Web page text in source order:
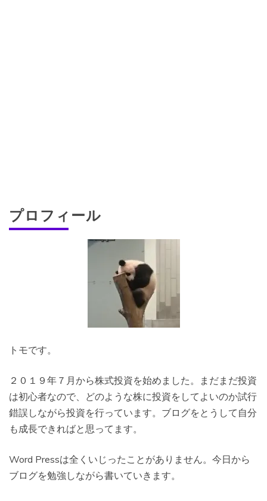
プロフィール
トモです。
２０１９年７月から株式投資を始めました。まだまだ投資
は初心者なので、どのような株に投資をしてよいのか試行
錯誤しながら投資を行っています。ブログをとうして自分
も成長できればと思ってます。
Word Pressは全くいじったことがありません。今日から
ブログを勉強しながら書いていきます。